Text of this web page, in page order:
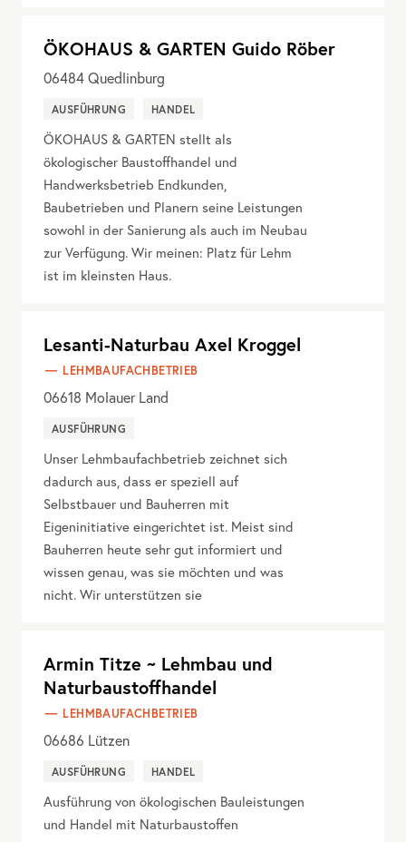
ÖKOHAUS & GARTEN Guido Röber
06484Quedlinburg
AUSFÜHRUNG HANDEL
ÖKOHAUS & GARTEN stellt als
ökologischer Baustoffhandel und
Handwerksbetrieb Endkunden,
Baubetrieben und Planern seine Leistungen
sowohl in der Sanierung als auch im Neubau
zur Verfügung. Wir meinen: Platz für Lehm
ist im kleinsten Haus.
Lesanti-Naturbau Axel Kroggel
LEHMBAUFACHBETRIEB
06618 Molauer Land
AUSFÜHRUNG
Unser Lehmbaufachbetrieb zeichnet sich
dadurch aus, dass er speziell auf
Selbstbauer und Bauherren mit
Eigeninitiative eingerichtet ist. Meist sind
Bauherren heute sehr gut informiert und
wissen genau, was sie möchten und was
nicht. Wir unterstützen sie
Armin Titze ~ Lehmbau und
Naturbaustoffhandel
LEHMBAUFACHBETRIEB
06686 Lützen
AUSFÜHRUNG HANDEL
Ausführung von ökologischen Bauleistungen
und Handel mit Naturbaustoffen